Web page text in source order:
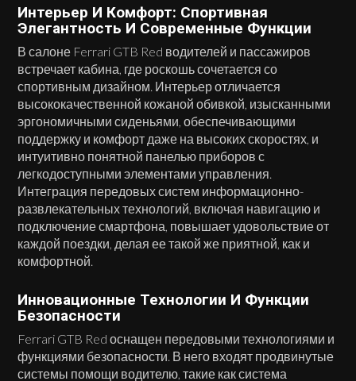
Интерьер И Комфорт: Спортивная
Элегантность И Современные Функции
В салоне Ferrari GTB Red водителей и пассажиров
встречает кабина, где роскошь сочетается со
спортивным дизайном. Интерьер отличается
высококачественной кожаной обивкой, изысканными
эргономичными сиденьями, обеспечивающими
поддержку и комфорт даже на высоких скоростях, и
интуитивно понятной панелью приборов с
легкодоступными элементами управления.
Интеграция передовых систем информационно-
развлекательных технологий, включая навигацию и
подключение смартфона, повышает удовольствие от
каждой поездки, делая ее такой же приятной, как и
комфортной.
Инновационные Технологии И Функции
Безопасности
Ferrari GTB Red оснащен передовыми технологиями и
функциями безопасности. В него входят продвинутые
системы помощи водителю, такие как система